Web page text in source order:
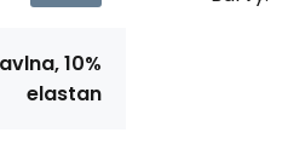
10%
elastan